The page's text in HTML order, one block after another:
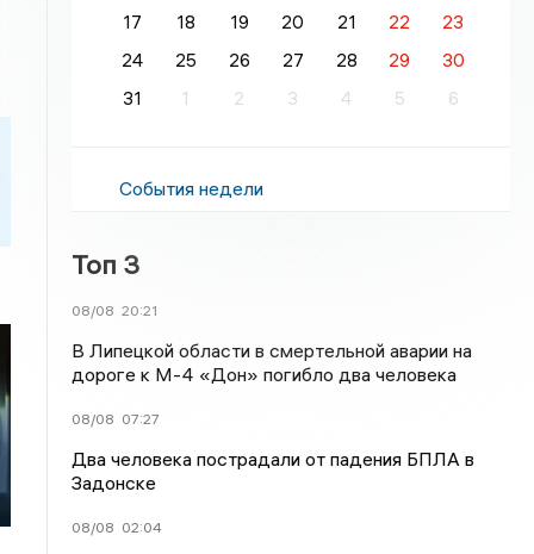
17
18 19 20 21 22
23
24
25 26 27 28 29
30
31
1 2 3 4 5 6
События недели
Топ 3
08/08 20:21
В Липецкой области в смертельной аварии на
дороге к М-4 «Дон» погибло два человека
08/08 07:27
Два человека пострадали от падения БПЛА в
Задонске
08/08 02:04